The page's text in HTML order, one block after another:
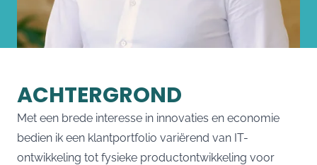
ACHTERGROND
Met een brede interesse in innovaties en economie
bedien ik een klantportfolio variërend van IT-
ontwikkeling tot fysieke productontwikkeling voor